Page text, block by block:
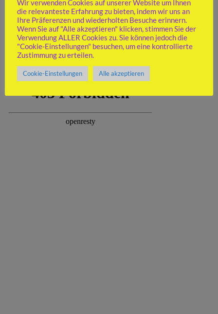
Spielberichte ab 3. Mannschaft(32)
Stadtmeisterschaft(12)
Vereinsblitzmeisterschaft(5)
Vereinsmeisterschaft(1)
Weitere interne Turniere (5)
TAKTIKAUFGABE
Wir verwenden Cookies auf unserer Website um Ihnen
die relevanteste Erfahrung zu bieten, indem wir uns an
Ihre Präferenzen und wiederholten Besuche erinnern.
Wenn Sie auf "Alle akzeptieren" klicken, stimmen Sie der
Verwendung ALLER Cookies zu. Sie können jedoch die
"Cookie-Einstellungen" besuchen, um eine kontrollierte
Zustimmung zu erteilen.
Cookie-Einstellungen Alle akzeptieren